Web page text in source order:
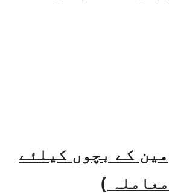
کے بچوں کیلئے
)